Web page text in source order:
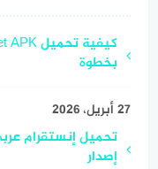
بخطوة
27 أبريل، 2026
إصدار